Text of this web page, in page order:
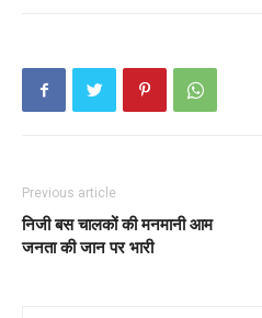
Previous article
निजी बस चालकों की मनमानी आम
जनता की जान पर भारी